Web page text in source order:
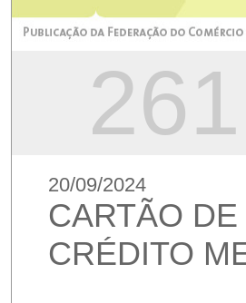
20/09/2024
CARTÃO
CRÉDITO